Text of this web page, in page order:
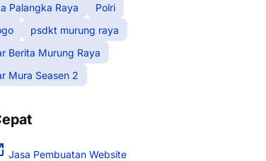
Palangka Raya
Polri
psdkt murung raya
Berita Murung Raya
Mura Seasen 2
Jasa Pembuatan Website